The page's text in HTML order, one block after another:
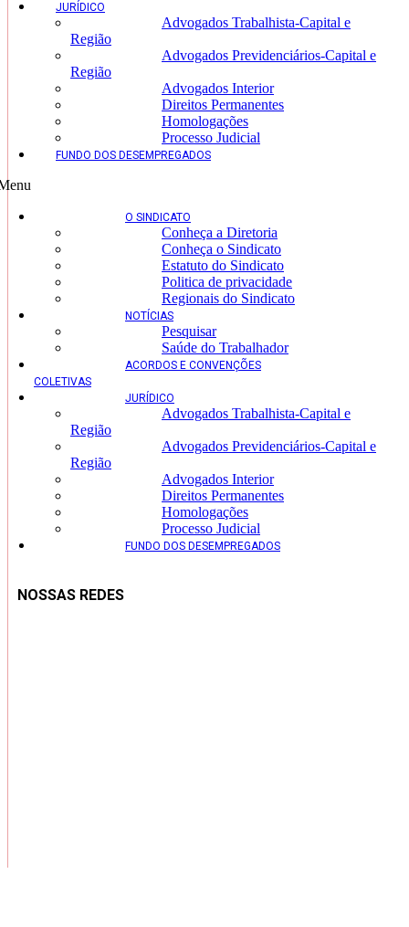
JURÍDICO
Advogados Trabalhista-Capital e
Região
Advogados Previdenciários-Capital e
Região
Advogados Interior
Direitos Permanentes
Homologações
Processo Judicial
FUNDO DOS DESEMPREGADOS
O SINDICATO
Conheça a Diretoria
Conheça o Sindicato
Estatuto do Sindicato
Politica de privacidade
Regionais do Sindicato
NOTÍCIAS
Pesquisar
Saúde do Trabalhador
ACORDOS E CONVENÇÕES
COLETIVAS
JURÍDICO
Advogados Trabalhista-Capital e
Região
Advogados Previdenciários-Capital e
Região
Advogados Interior
Direitos Permanentes
Homologações
Processo Judicial
FUNDO DOS DESEMPREGADOS
NOSSAS REDES